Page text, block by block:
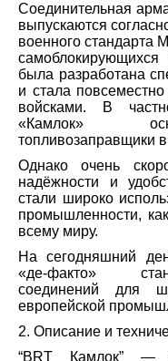
Соединительная
выпускаются
военного стандарта
была разработана
и стала
войсками. В
«Камлок»
топливозаправщики
Однако очень
надёжности и
стали широко
промышленности,
всему миру.
На сегодняшний
«де-факто»
соединений для
европейской
2. Описание и
“BRT Камлок” —